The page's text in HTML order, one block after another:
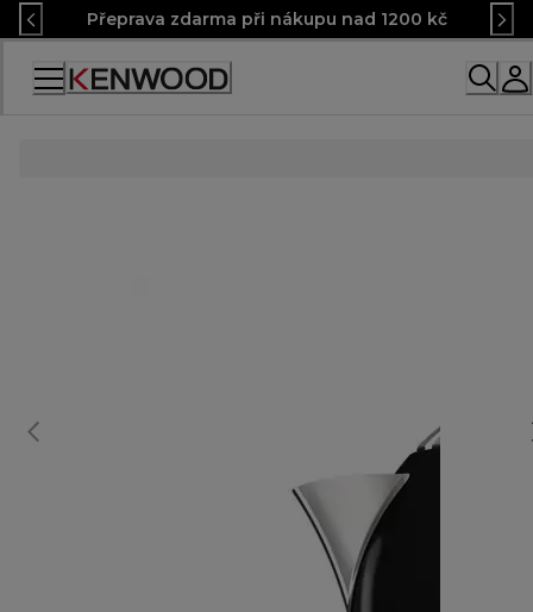
Skip
to
Content
Přeprava zdarma při nákupu nad 1200 kč
Accessibility